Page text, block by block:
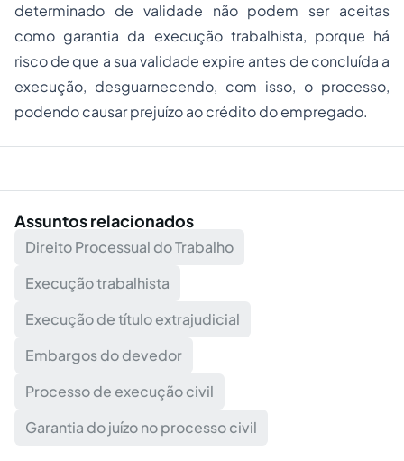
determinado de validade não podem ser aceitas
como garantia da execução trabalhista, porque há
risco de que a sua validade expire antes de concluída a
execução, desguarnecendo, com isso, o processo,
podendo causar prejuízo ao crédito do empregado.
Assuntos relacionados
Direito Processual do Trabalho
Execução trabalhista
Execução de título extrajudicial
Embargos do devedor
Processo de execução civil
Garantia do juízo no processo civil